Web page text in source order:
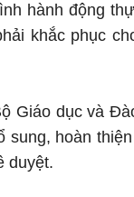
hành động
khắc phục
Giáo dục và
sung, hoàn
duyệt.